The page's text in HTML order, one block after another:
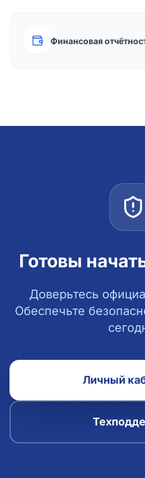
Финансовая
Готовы
Доверьтесь
Обеспечьте
Личный